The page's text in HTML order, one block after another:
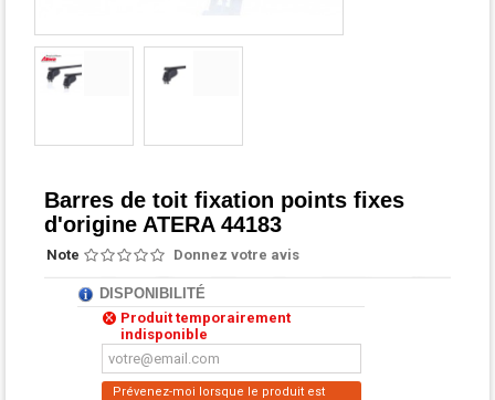
Barres de toit fixation points fixes
d'origine ATERA 44183
Note Donnez votre avis
DISPONIBILITÉ
Produit temporairement
indisponible
Prévenez-moi lorsque le produit est